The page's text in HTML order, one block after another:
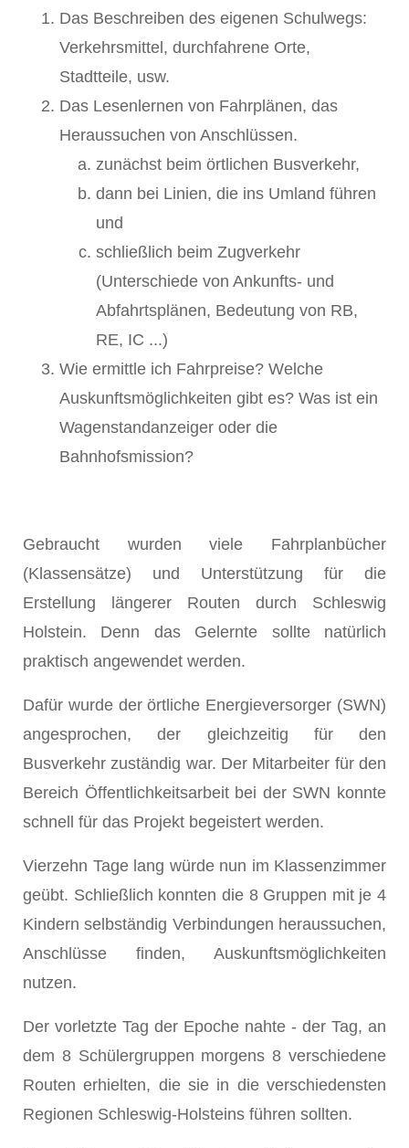
Das Beschreiben des eigenen Schulwegs:
Verkehrsmittel, durchfahrene Orte,
Stadtteile, usw.
Das Lesenlernen von Fahrplänen, das
Heraussuchen von Anschlüssen.
zunächst beim örtlichen Busverkehr,
dann bei Linien, die ins Umland führen
und
schließlich beim Zugverkehr
(Unterschiede von Ankunfts- und
Abfahrtsplänen, Bedeutung von RB,
RE, IC ...)
Wie ermittle ich Fahrpreise? Welche
Auskunftsmöglichkeiten gibt es? Was ist ein
Wagenstandanzeiger oder die
Bahnhofsmission?
Gebraucht wurden viele Fahrplanbücher
(Klassensätze) und Unterstützung für die
Erstellung längerer Routen durch Schleswig
Holstein. Denn das Gelernte sollte natürlich
praktisch angewendet werden.
Dafür wurde der örtliche Energieversorger (SWN)
angesprochen, der gleichzeitig für den
Busverkehr zuständig war. Der Mitarbeiter für den
Bereich Öffentlichkeitsarbeit bei der SWN konnte
schnell für das Projekt begeistert werden.
Vierzehn Tage lang würde nun im Klassenzimmer
geübt. Schließlich konnten die 8 Gruppen mit je 4
Kindern selbständig Verbindungen heraussuchen,
Anschlüsse finden, Auskunftsmöglichkeiten
nutzen.
Der vorletzte Tag der Epoche nahte - der Tag, an
dem 8 Schülergruppen morgens 8 verschiedene
Routen erhielten, die sie in die verschiedensten
Regionen Schleswig-Holsteins führen sollten.